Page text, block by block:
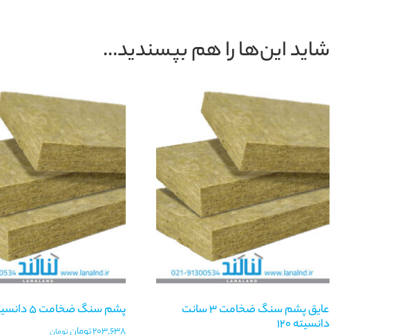
شاید این‌ها را هم بپسندید…
عایق پشم سنگ ضخامت 3 سانت
دانسیته 120
پشم سنگ ضخامت 5 دانسیته 120
203,638تومانتومان